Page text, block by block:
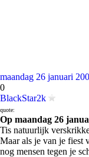
maandag 26 januari
0
BlackStar2k
quote:
Op maandag 26
Tis natuurlijk
Maar als je van je fiest
nog mensen tegen je